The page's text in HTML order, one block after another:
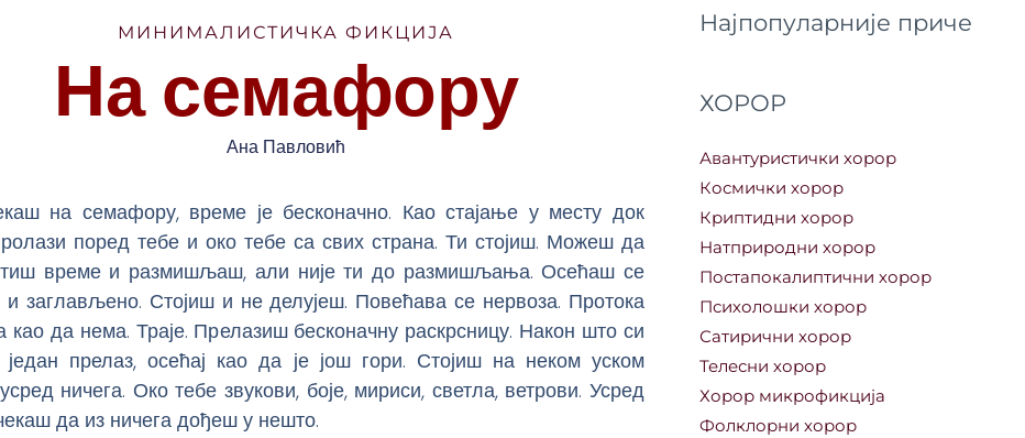
МИНИМАЛИСТИЧКА ФИКЦИЈА
На семафору
Ана Павловић
на семафору, време је бесконачно. Као стајање у месту док
поред тебе и око тебе са свих страна. Ти стојиш. Можеш да
време и размишљаш, али није ти до размишљања. Осећаш се
и заглављено. Стојиш и не делујеш. Повећава се нервоза. Протока
као да нема. Траје. Прелазиш бесконачну раскрсницу. Након што си
прелаз, осећај као да је још гори. Стојиш на неком уском
ничега. Око тебе звукови, боје, мириси, светла, ветрови. Усред
да из ничега дођеш у нешто.
Најпопуларније приче
ХОРОР
Авантуристички хорор
Космички хорор
Криптидни хорор
Натприродни хорор
Постапокалиптични хорор
Психолошки хорор
Сатирични хорор
Телесни хорор
Хорор микрофикција
Фолклорни хорор